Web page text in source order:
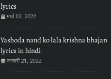
lyrics
मार्च 03, 2022
Yashoda nand ko lala krishna bhajan
lyrics in hindi
जनवरी 21, 2022